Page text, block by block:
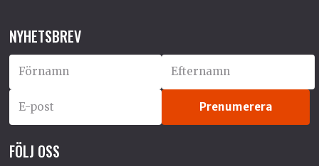
NYHETSBREV
FÖLJ OSS